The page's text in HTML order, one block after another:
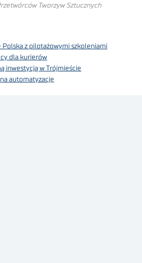
Tworzyw Sztucznych
Polska z pilotażowymi szkoleniami
dla kurierów
inwestycją w Trójmieście
na automatyzację